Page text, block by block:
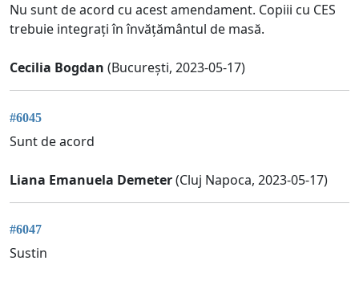
Nu sunt de acord cu acest amendament. Copiii cu CES
trebuie integrați în învățământul de masă.
Cecilia Bogdan (București, 2023-05-17)
#6045
Sunt de acord
Liana Emanuela Demeter(Cluj Napoca, 2023-05-17)
#6047
Sustin